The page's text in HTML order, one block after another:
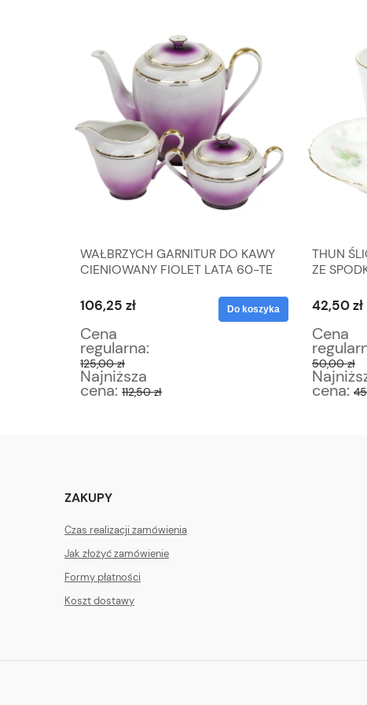
WAŁBRZYCH GARNITUR DO KAWY
CIENIOWANY FIOLET LATA 60-TE
106,25 zł
Cena
regularna:
125,00 zł
Najniższa
cena: 112,50 zł
Do koszyka
THUN
ZE
42,50 zł
Cena
50,00 zł
cena:
ZAKUPY
Czas realizacji zamówienia
Jak złożyć zamówienie
Formy płatności
Koszt dostawy